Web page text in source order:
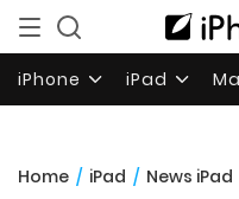
iPhone iPad
Home / iPad / News iPad